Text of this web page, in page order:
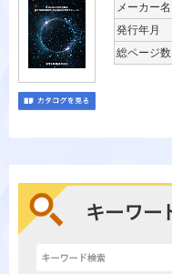
メーカー名
発行年月
総ページ数
キーワード検索